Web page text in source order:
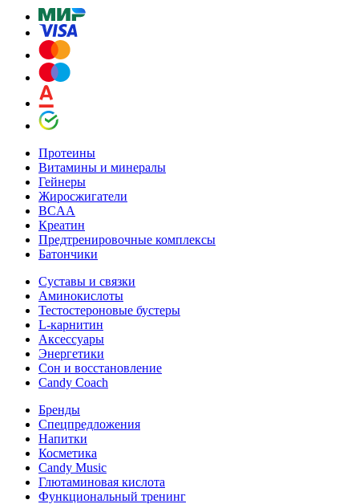
Протеины
Витамины и минералы
Гейнеры
Жиросжигатели
BCAA
Креатин
Предтренировочные комплексы
Батончики
Суставы и связки
Аминокислоты
Тестостероновые бустеры
L-карнитин
Аксессуары
Энергетики
Сон и восстановление
Candy Coach
Бренды
Спецпредложения
Напитки
Косметика
Candy Music
Глютаминовая кислота
Функциональный тренинг